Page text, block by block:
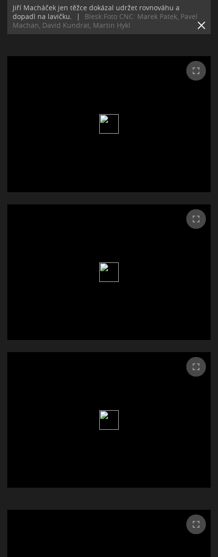
Jiří Macháček jen těžce dokázal udržet rovnováhu a
dopadl na lavičku.
|
Blesk:Foto CNC: Marek Patek, Pavel
Machan, David Kundrat, Martin Hykl